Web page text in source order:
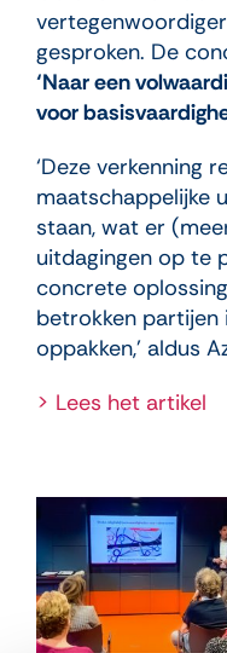
gesproken. De
‘Naar een
voor
‘Deze verkenning
maatschappelijke
staan, wat er
uitdagingen op te
concrete
betrokken partijen
oppakken,’ aldus
> Lees het artikel